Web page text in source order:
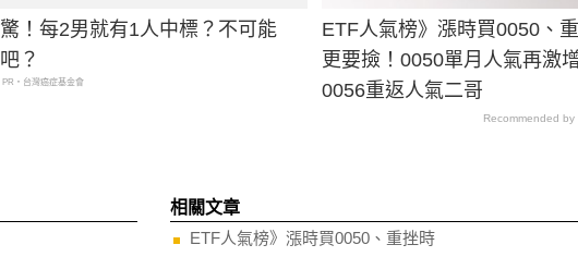
驚！每2男就有1人中標？不可能
吧？
PR・台灣癌症基金會
ETF人氣榜》漲時買0050、
更要撿！0050單月人氣再激
0056重返人氣二哥
Recommended by
相關文章
ETF人氣榜》漲時買0050、重挫時